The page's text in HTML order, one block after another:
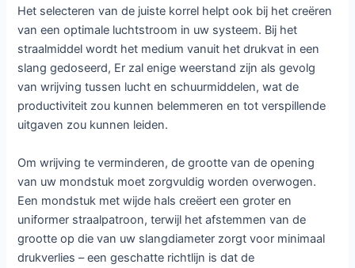
Het selecteren van de juiste korrel helpt ook bij het creëren
van een optimale luchtstroom in uw systeem. Bij het
straalmiddel wordt het medium vanuit het drukvat in een
slang gedoseerd, Er zal enige weerstand zijn als gevolg
van wrijving tussen lucht en schuurmiddelen, wat de
productiviteit zou kunnen belemmeren en tot verspillende
uitgaven zou kunnen leiden.
Om wrijving te verminderen, de grootte van de opening
van uw mondstuk moet zorgvuldig worden overwogen.
Een mondstuk met wijde hals creëert een groter en
uniformer straalpatroon, terwijl het afstemmen van de
grootte op die van uw slangdiameter zorgt voor minimaal
drukverlies – een geschatte richtlijn is dat de